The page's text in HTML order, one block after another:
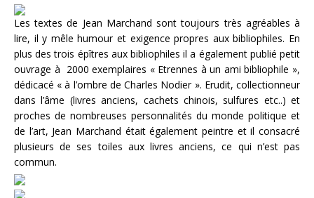
Les textes de Jean Marchand sont toujours très agréables à
lire, il y mêle humour et exigence propres aux bibliophiles. En
plus des trois épîtres aux bibliophiles il a également publié petit
ouvrage à 2000 exemplaires « Etrennes à un ami bibliophile »,
dédicacé « à l’ombre de Charles Nodier ». Erudit, collectionneur
dans l’âme (livres anciens, cachets chinois, sulfures etc..) et
proches de nombreuses personnalités du monde politique et
de l’art, Jean Marchand était également peintre et il consacré
plusieurs de ses toiles aux livres anciens, ce qui n’est pas
commun.